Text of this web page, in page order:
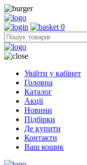
0
Увійти у кабінет
Головна
Каталог
Акції
Новини
Підбірки
Де купити
Контакти
Ваш кошик